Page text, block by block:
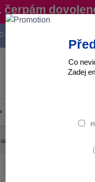
čerpám
- CD
Co
Zadej